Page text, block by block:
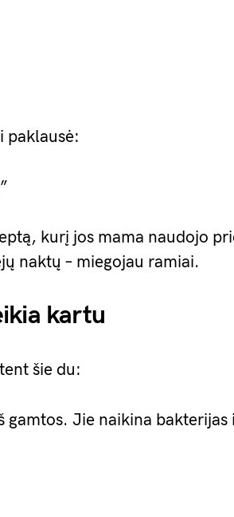
paklausė:
kurį jos mama naudojo
naktų – miegojau ramiai.
kartu
šie du:
gamtos. Jie naikina bakterijas